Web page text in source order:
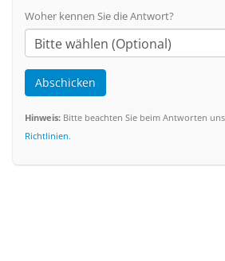
Woher kennen Sie die Antwort?
Abschicken
Hinweis: Bitte beachten Sie beim Antworten
Richtlinien.